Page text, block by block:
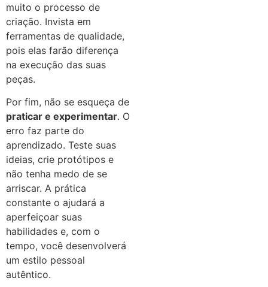
muito o processo de
criação. Invista em
ferramentas de qualidade,
pois elas farão diferença
na execução das suas
peças.
Por fim, não se esqueça de
praticar e experimentar. O
erro faz parte do
aprendizado. Teste suas
ideias, crie protótipos e
não tenha medo de se
arriscar. A prática
constante o ajudará a
aperfeiçoar suas
habilidades e, com o
tempo, você desenvolverá
um estilo pessoal
autêntico.